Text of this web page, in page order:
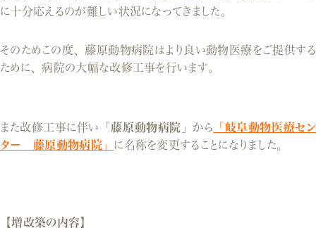
に十分応えるのが難しい状況になってきました。
そのためこの度、藤原動物病院はより良い動物医療をご提供する
ために、病院の大幅な改修工事を行います。
また改修工事に伴い 「藤原動物病院」 から 「岐阜動物医療セン
ター 藤原動物病院」 に名称を変更することになりました。
【増改築の内容】